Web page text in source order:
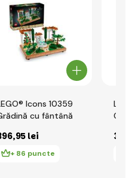
Icons 10359
cu fântână
,95 lei
+ 86 puncte
329